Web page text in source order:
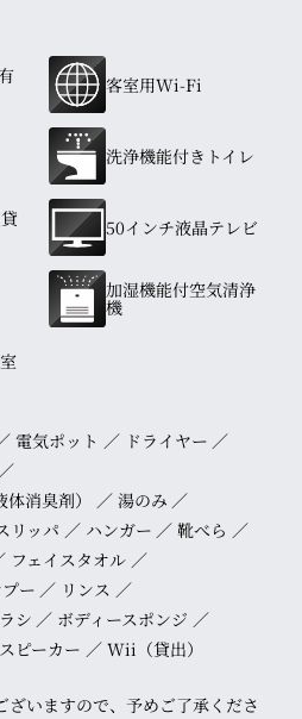
客室用Wi-Fi
洗浄機能付きトイレ
50インチ液晶テレビ
加湿機能付空気清浄
機
電気ポット
ドライヤー
消臭剤）
湯のみ
リッパ ハンガー
靴べら
フェイスタオル
ー
リンス
シ
ボディースポンジ
ピーカー Wii（貸出）
いますので、予めご了承くださ